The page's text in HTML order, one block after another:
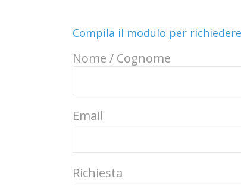
Compila il modulo per
Nome / Cognome
Email
Richiesta